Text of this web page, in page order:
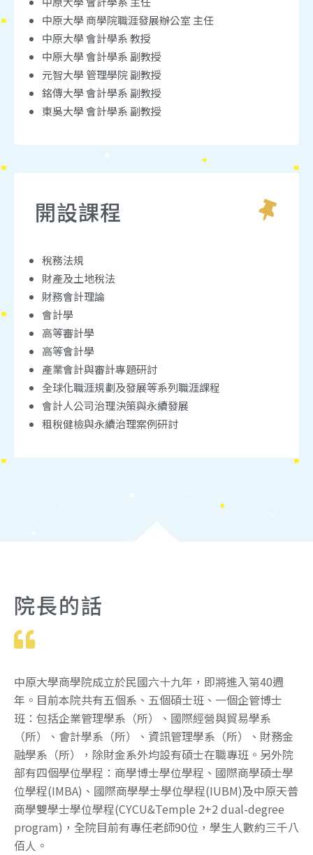
中原大學 商學院職涯發展辦公室 主任
中原大學 會計學系 教授
中原大學 會計學系 副教授
元智大學 管理學院 副教授
銘傳大學 會計學系 副教授
東吳大學 會計學系 副教授
開設課程
稅務法規
財產及土地稅法
財務會計理論
會計學
高等審計學
高等會計學
產業會計與審計專題研討
全球化職涯規劃及發展等系列職涯課程
會計人公司治理決策與永續發展
租稅健檢與永續治理案例研討
院長的話
中原大學商學院成立於民國六十九年，即將進入第40週
年。目前本院共有五個系、五個碩士班、一個企管博士
班：包括企業管理學系（所）、國際經營與貿易學系
（所）、會計學系（所）、資訊管理學系（所）、財務金
融學系（所），除財金系外均設有碩士在職專班。另外院
部有四個學位學程：商學博士學位學程、國際商學碩士學
位學程(IMBA)、國際商學學士學位學程(IUBM)及中原天普
商學雙學士學位學程(CYCU&Temple 2+2 dual-degree
program)，全院目前有專任老師90位，學生人數約三千八
佰人。